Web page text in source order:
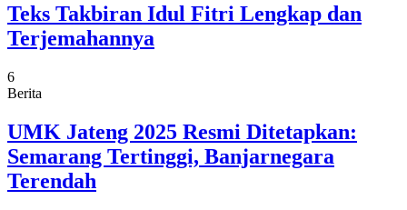
Teks Takbiran Idul Fitri Lengkap dan
Terjemahannya
6
Berita
UMK Jateng 2025 Resmi Ditetapkan:
Semarang Tertinggi, Banjarnegara
Terendah